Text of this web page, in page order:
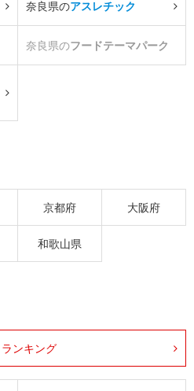
奈良県のアスレチック
奈良県のフードテーマパーク
京都府 大阪府
和歌山県
ランキング